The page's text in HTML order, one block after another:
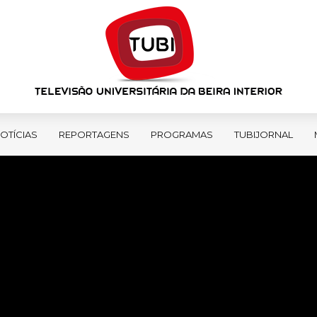
REPORTAGENS PROGRAMAS TUBIJORNAL